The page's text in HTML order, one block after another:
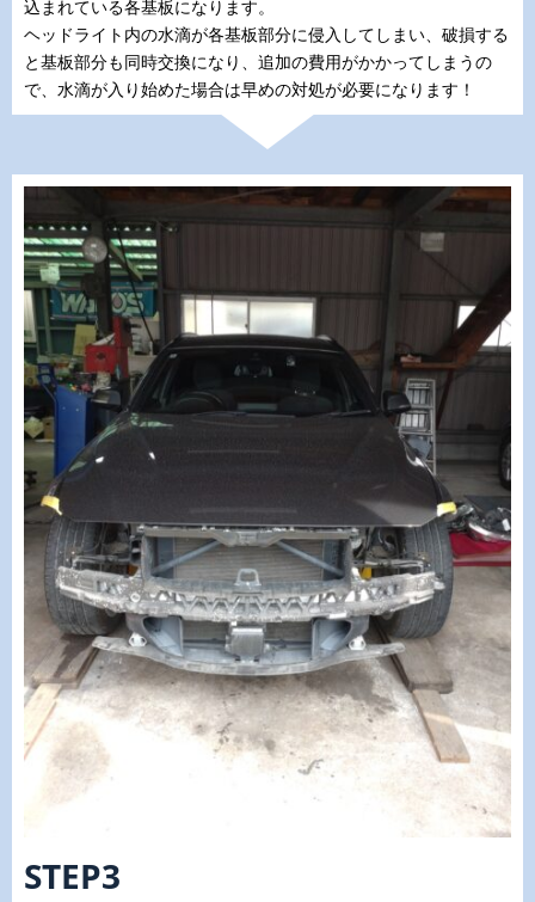
込まれている各基板になります。
ヘッドライト内の水滴が各基板部分に侵入してしまい、破損する
と基板部分も同時交換になり、追加の費用がかかってしまうの
で、水滴が入り始めた場合は早めの対処が必要になります！
STEP3